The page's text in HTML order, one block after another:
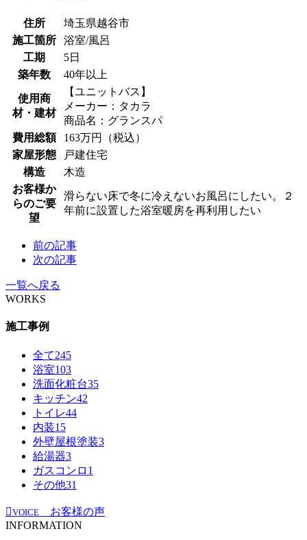
住所
埼玉県越谷市
施工箇所
浴室/風呂
工期
5日
築年数
40年以上
使用商
材・建材
【ユニットバス】
メーカー：タカラ
商品名：グランスパ
費用総額
163万円（税込）
家屋形態
戸建住宅
構造
木造
お客様か
らのご要
望
滑らない床で冬に冷えないお風呂にしたい。２
年前に設置した浴室暖房を再利用したい
前の記事
次の記事
一覧へ戻る
WORKS
施工事例
全て245
浴室103
洗面化粧台35
キッチン42
トイレ44
内装15
外壁屋根塗装3
給湯器3
ガスコンロ 1
その他31
VOICE
お客様の声
INFORMATION